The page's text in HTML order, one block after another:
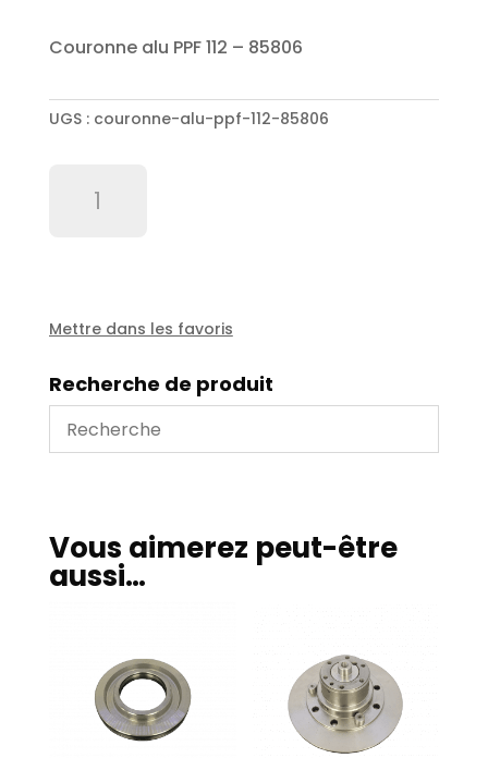
Couronne alu PPF 112 – 85806
UGS : couronne-alu-ppf-112-85806
-
Mettre dans les favoris
Recherche de produit
Vous aimerez peut-être
aussi…